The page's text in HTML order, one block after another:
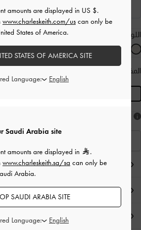
اللون:
المقاس:
ملاحظات المحرر
تفاصيل المنتج
Saudi Arabia site
amounts are displayed in
.
www.charleskeith.sa/sa can only be
Arabia.
SAUDI ARABIA SITE
Language:
amounts are displayed in US $.
www.charleskeith.com/us can only be
States of America.
STATES OF AMERICA SITE
Language: